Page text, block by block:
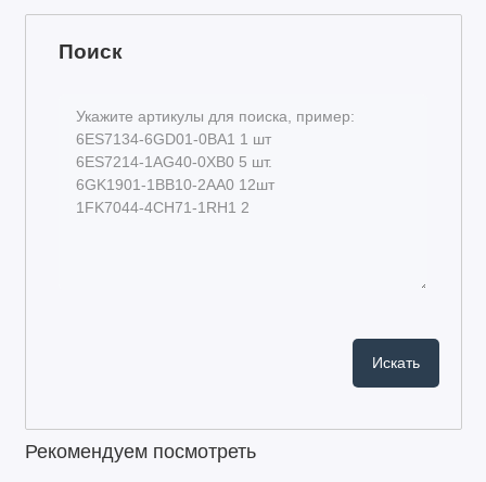
Поиск
Рекомендуем посмотреть